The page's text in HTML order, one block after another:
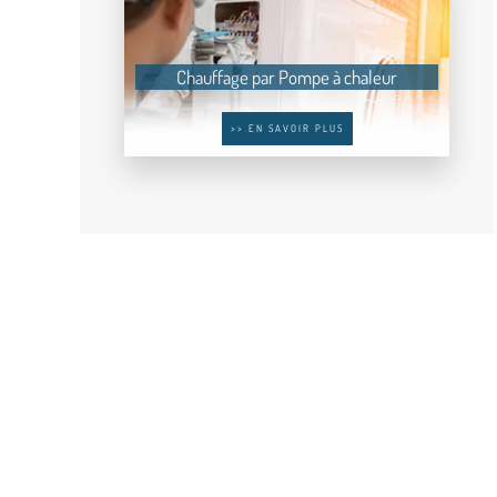
Chauffage par Pompe à chaleur
>> EN SAVOIR PLUS